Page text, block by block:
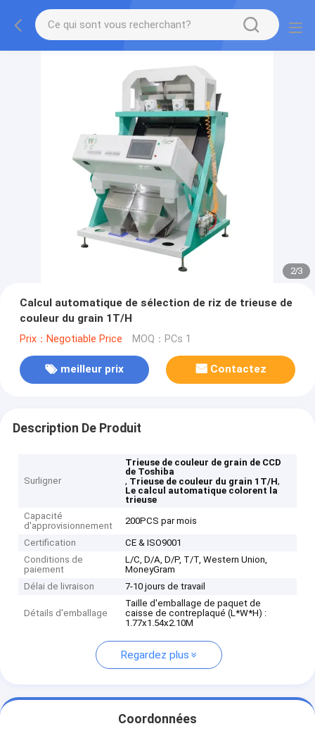
2/3
Calcul automatique de sélection de riz de trieuse de
couleur du grain 1T/H
Prix：Negotiable Price MOQ：PCs 1
meilleur prix Contactez
Description De Produit
Surligner
Trieuse de couleur de grain de CCD
de Toshiba
, Trieuse de couleur du grain 1T/H,
Le calcul automatique colorent la
trieuse
Capacité
d'approvisionnement
200PCS par mois
Certification
CE & ISO9001
Conditions de
paiement
L/C, D/A, D/P, T/T, Western Union,
MoneyGram
Délai de livraison
7-10 jours de travail
Détails d'emballage
Taille d'emballage de paquet de
caisse de contreplaqué (L*W*H) :
1.77x1.54x2.10M
Regardez plus
Coordonnées